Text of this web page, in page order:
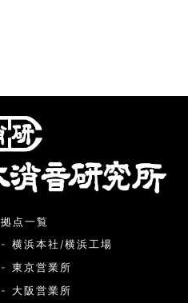
拠点一覧
- 横浜本社/横浜工場
- 東京営業所
- 大阪営業所